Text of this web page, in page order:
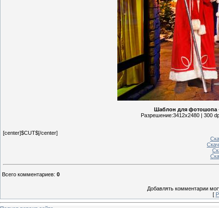
Шаблон для фотошопа
Разрешение:3412х2480 | 300
[center]$CUT$[/center]
Всего комментариев: 0
Добавлять комментарии
[